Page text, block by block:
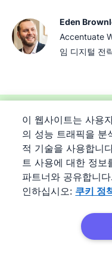
Eden
Accentuate
임 디지털 전
지금 일정
대한
짧은 시간 안에 회의를 잡
간을
이 웹사이트는 사용
의 성능 트래픽을 분
적 기술을 사용합니
트 사용에 대한 정보
파트너와 공유합니
인하십시오: 쿠키 정